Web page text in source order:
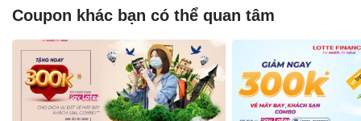
Coupon khác bạn có thể quan tâm